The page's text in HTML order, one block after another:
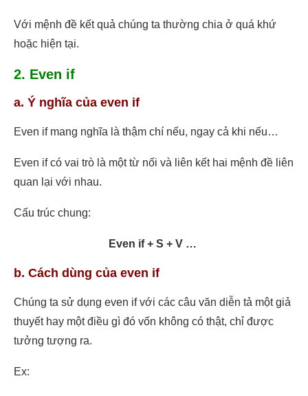
Với mệnh đề kết quả chúng ta thường chia ở quá khứ
hoặc hiện tại.
2. Even if
a. Ý nghĩa của even if
Even if mang nghĩa là thậm chí nếu, ngay cả khi nếu…
Even if có vai trò là một từ nối và liên kết hai mệnh đề liên
quan lại với nhau.
Cấu trúc chung:
Even if + S + V …
b. Cách dùng của even if
Chúng ta sử dụng even if với các câu văn diễn tả một giả
thuyết hay một điều gì đó vốn không có thật, chỉ được
tưởng tượng ra.
Ex: